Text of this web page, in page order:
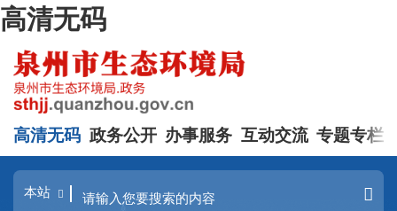
高清无码
高清无码 政务公开 办事服务 互动交流 专题专栏